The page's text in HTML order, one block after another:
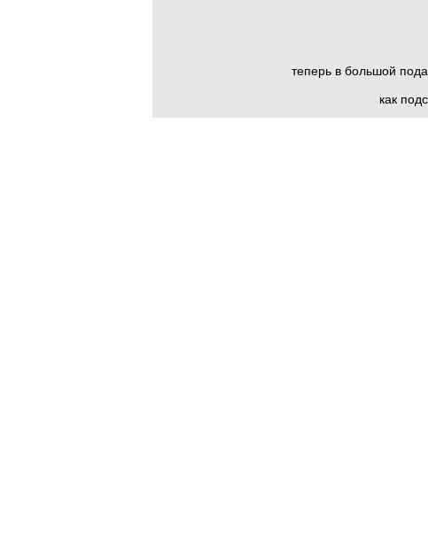
теперь в большой
как